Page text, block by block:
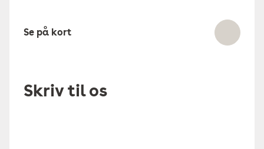
Se på kort
Skriv til os